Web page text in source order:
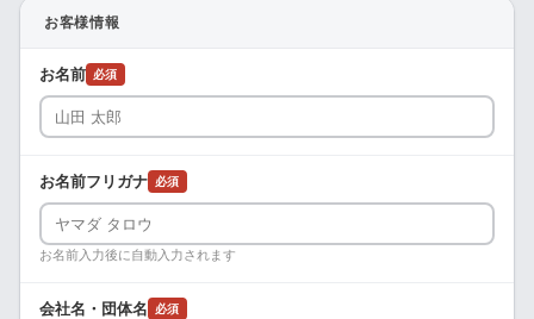
お客様情報
お名前 必須
お名前フリガナ 必須
お名前入力後に自動入力されます
会社名・団体名 必須